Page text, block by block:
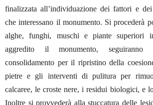
finalizzata all’individuazione dei fattori e
che interessano il monumento. Si procederà
alghe, funghi, muschi e piante superiori
aggredito il monumento,
consolidamento per il ripristino della
pietre e gli interventi di pulitura per
calcaree, le croste nere, i residui biologici, e
Inoltre si provvederà alla stuccatura delle